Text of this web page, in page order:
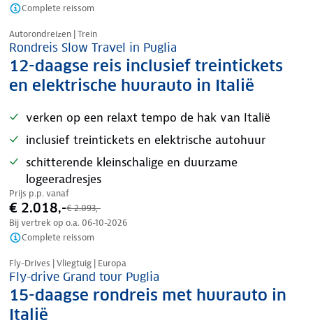
Complete reissom
Nazomer korting
Autorondreizen | Trein
Rondreis Slow Travel in Puglia
12-daagse reis inclusief treintickets
en elektrische huurauto in Italië
verken op een relaxt tempo de hak van Italië
inclusief treintickets en elektrische autohuur
schitterende kleinschalige en duurzame
logeeradresjes
Prijs p.p. vanaf
€ 2.018,-€ 2.093,-
Bij vertrek op o.a. 06-10-2026
Complete reissom
Nazomer korting
Fly-Drives | Vliegtuig | Europa
Fly-drive Grand tour Puglia
15-daagse rondreis met huurauto in
Italië